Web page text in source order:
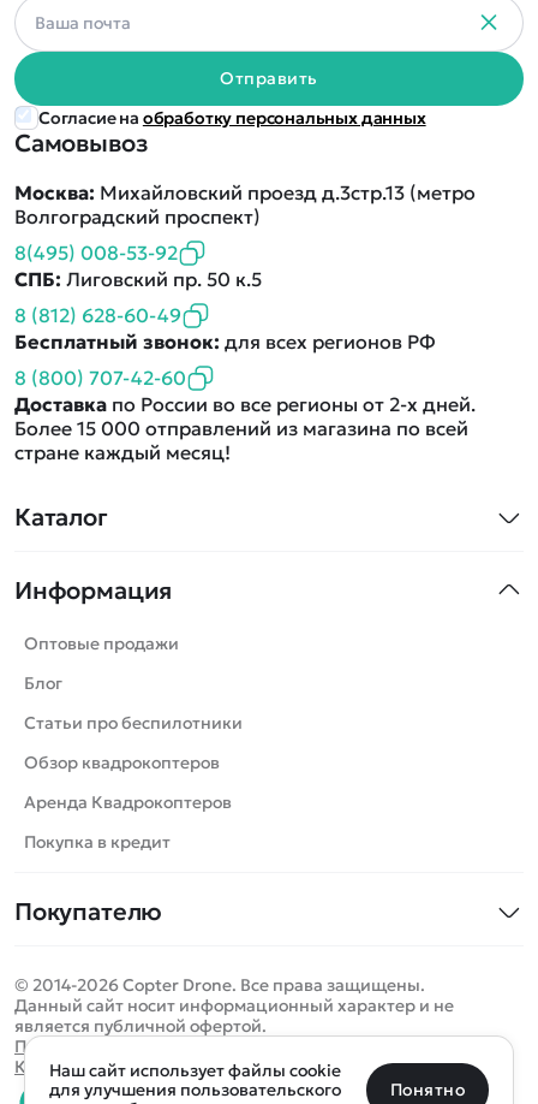
Каталог
Машинки
Танки
Вертолеты
Катера
Роботы
Самолеты
Сборные модели
Спецтехника
Игрушки
Запчасти для моделей
Бренды
Информация
Оптовые продажи
Блог
Статьи про беспилотники
Обзор квадрокоптеров
Аренда Квадрокоптеров
Покупка в кредит
Покупателю
Оплата и доставка
Помощь
Отследить заказ
Самовывоз
Москва: Михайловский проезд д.3стр.13 (метро
Волгоградский проспект)
8(495) 008-53-92
СПБ: Лиговский пр. 50 к.5
8 (812) 628-60-49
Бесплатный звонок: для всех регионов РФ
8 (800) 707-42-60
Доставка по России во все регионы от 2-х дней.
Более 15 000 отправлений из магазина по всей
стране каждый месяц!
Отправить
Согласие на обработку персональных данных
© 2014-2026 Copter Drone. Все права защищены.
Данный сайт носит информационный характер и не
является публичной офертой.
Политика конфиденциальности
Карта сайта
Определить местоположение
Санкт-Петербург Москва Майкоп Уфа
Наш сайт использует файлы cookie
для улучшения пользовательского
Понятно